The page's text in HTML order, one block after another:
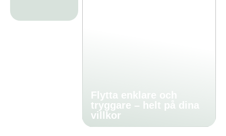
Flytta enklare och
tryggare – helt på dina
villkor